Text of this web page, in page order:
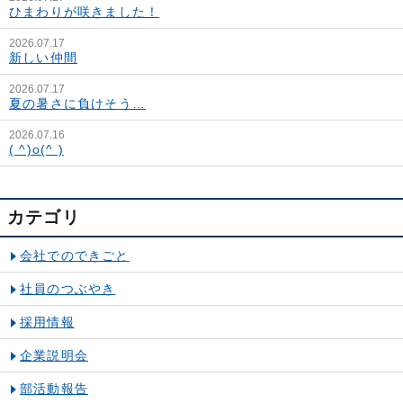
ひまわりが咲きました！
2026.07.17
新しい仲間
2026.07.17
夏の暑さに負けそう…
2026.07.16
( ^)o(^ )
カテゴリ
会社でのできごと
社員のつぶやき
採用情報
企業説明会
部活動報告